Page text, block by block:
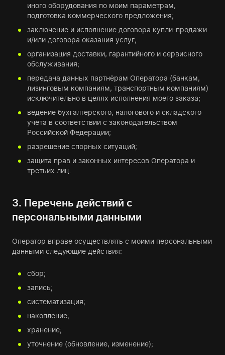
иного оборудования по моим параметрам,
подготовка коммерческого предложения;
заключение и исполнение договора купли-продажи
и/или договора оказания услуг;
организация доставки, гарантийного и сервисного
обслуживания;
передача данных партнёрам Оператора (банкам,
лизинговым компаниям, транспортным компаниям)
исключительно в целях исполнения моего заказа;
ведение бухгалтерского, налогового и складского
учёта в соответствии с законодательством
Российской Федерации;
разрешение спорных ситуаций;
защита прав и законных интересов Оператора и
третьих лиц.
3. Перечень действий с
персональными данными
Оператор вправе осуществлять с моими персональными
данными следующие действия:
сбор;
запись;
систематизация;
накопление;
хранение;
уточнение (обновление, изменение);